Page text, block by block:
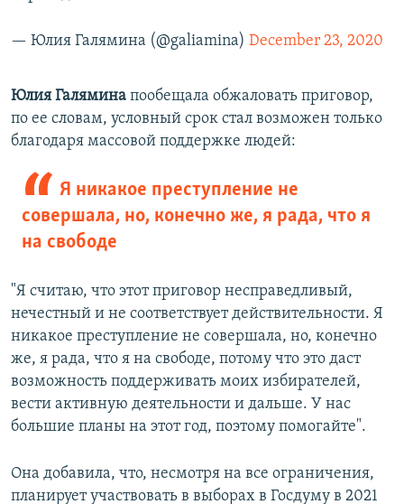
— Юлия Галямина (@galiamina) December 23, 2020
Юлия Галямина пообещала обжаловать приговор,
по ее словам, условный срок стал возможен только
благодаря массовой поддержке людей:
Я никакое преступление не
совершала, но, конечно же, я рада, что я
на свободе
"Я считаю, что этот приговор несправедливый,
нечестный и не соответствует действительности. Я
никакое преступление не совершала, но, конечно
же, я рада, что я на свободе, потому что это даст
возможность поддерживать моих избирателей,
вести активную деятельности и дальше. У нас
большие планы на этот год, поэтому помогайте".
Она добавила, что, несмотря на все ограничения,
планирует участвовать в выборах в Госдуму в 2021